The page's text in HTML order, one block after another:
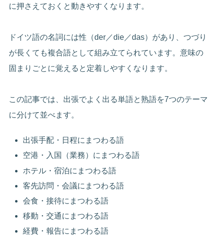
に押さえておくと動きやすくなります。
ドイツ語の名詞には性（der／die／das）があり、つづり
が長くても複合語として組み立てられています。意味の
固まりごとに覚えると定着しやすくなります。
この記事では、出張でよく出る単語と熟語を7つのテーマ
に分けて並べます。
出張手配・日程にまつわる語
空港・入国（業務）にまつわる語
ホテル・宿泊にまつわる語
客先訪問・会議にまつわる語
会食・接待にまつわる語
移動・交通にまつわる語
経費・報告にまつわる語